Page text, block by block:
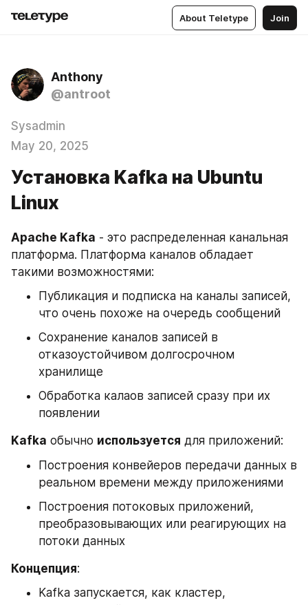
About Teletype Join
Anthony
@antroot
Sysadmin
May 20, 2025
Установка Kafka на Ubuntu
Linux
Apache Kafka - это распределенная канальная
платформа. Платформа каналов обладает
такими возможностями:
Публикация и подписка на каналы записей,
что очень похоже на очередь сообщений
Сохранение каналов записей в
отказоустойчивом долгосрочном
хранилище
Обработка калаов записей сразу при их
появлении
Kafka обычно используется для приложений:
Построения конвейеров передачи данных в
реальном времени между приложениями
Построения потоковых приложений,
преобразовывающих или реагирующих на
потоки данных
Концепция:
Kafka запускается, как кластер,